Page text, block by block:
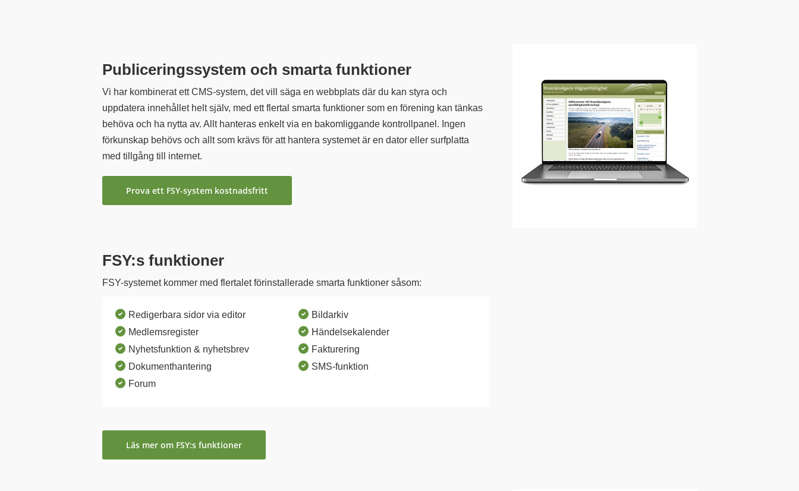
Publiceringssystem och smarta funktioner
Vi har kombinerat ett CMS-system, det vill säga en webbplats där du kan styra och
uppdatera innehållet helt själv, med ett flertal smarta funktioner som en förening kan tänkas
behöva och ha nytta av. Allt hanteras enkelt via en bakomliggande kontrollpanel. Ingen
förkunskap behövs och allt som krävs för att hantera systemet är en dator eller surfplatta
med tillgång till internet.
Prova ett FSY-system kostnadsfritt
FSY:s funktioner
FSY-systemet kommer med flertalet förinstallerade smarta funktioner såsom:
check_circle Redigerbara sidor via editor check_circle Bildarkiv
check_circle Medlemsregister check_circle Händelsekalender
check_circle Nyhetsfunktion & nyhetsbrev check_circle Fakturering
check_circle Dokumenthantering check_circle SMS-funktion
check_circle Forum
Läs mer om FSY:s funktioner